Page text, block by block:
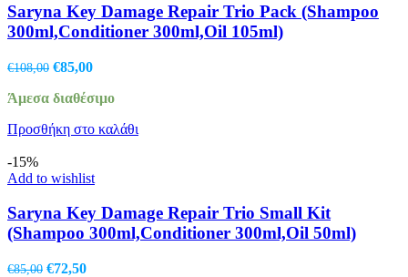
Saryna Key Damage Repair Trio Pack (Shampoo
300ml,Conditioner 300ml,Oil 105ml)
€108,00 Original
was:
€85,00Η
τιμή
€85,00.
Άμεσα διαθέσιμο
Προσθήκη στο καλάθι
-15%
Add to wishlist
Saryna Key Damage Repair Trio Small Kit
(Shampoo 300ml,Conditioner 300ml,Oil 50ml)
€85,00 Original
€72,50Η